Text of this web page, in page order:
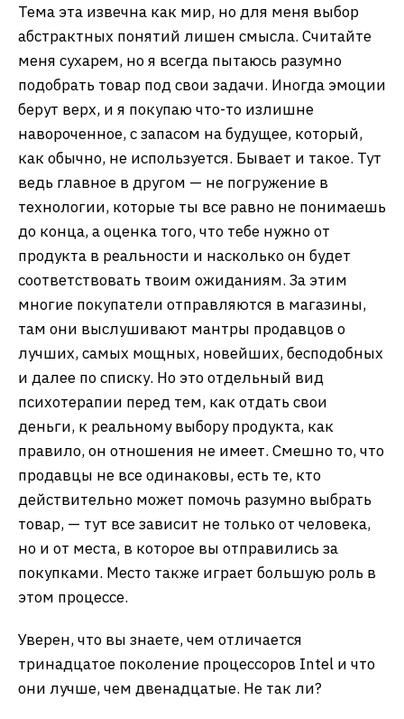
Тема эта извечна как мир, но для меня выбор
абстрактных понятий лишен смысла. Считайте
меня сухарем, но я всегда пытаюсь разумно
подобрать товар под свои задачи. Иногда эмоции
берут верх, и я покупаю что-то излишне
навороченное, с запасом на будущее, который,
как обычно, не используется. Бывает и такое. Тут
ведь главное в другом — не погружение в
технологии, которые ты все равно не понимаешь
до конца, а оценка того, что тебе нужно от
продукта в реальности и насколько он будет
соответствовать твоим ожиданиям. За этим
многие покупатели отправляются в магазины,
там они выслушивают мантры продавцов о
лучших, самых мощных, новейших, бесподобных
и далее по списку. Но это отдельный вид
психотерапии перед тем, как отдать свои
деньги, к реальному выбору продукта, как
правило, он отношения не имеет. Смешно то, что
продавцы не все одинаковы, есть те, кто
действительно может помочь разумно выбрать
товар, — тут все зависит не только от человека,
но и от места, в которое вы отправились за
покупками. Место также играет большую роль в
этом процессе.
Уверен, что вы знаете, чем отличается
тринадцатое поколение процессоров Intel и что
они лучше, чем двенадцатые. Не так ли?